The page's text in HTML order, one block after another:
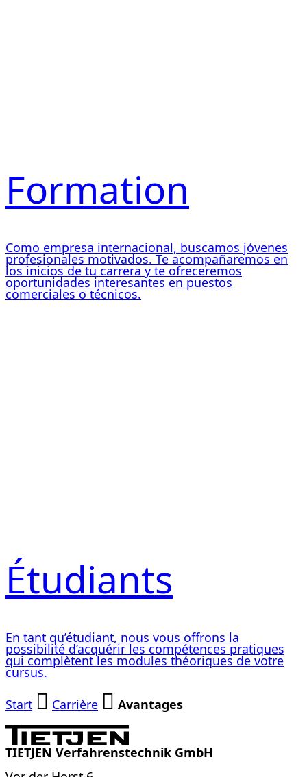
Formation
Como empresa internacional, buscamos jóvenes
profesionales motivados. Te acompañaremos en
los inicios de tu carrera y te ofreceremos
oportunidades interesantes en puestos
comerciales o técnicos.
Étudiants
En tant qu’étudiant, nous vous offrons la
possibilité d’acquérir les compétences pratiques
qui complètent les modules théoriques de votre
cursus.
Start
Carrière Avantages
TIETJEN Verfahrenstechnik GmbH